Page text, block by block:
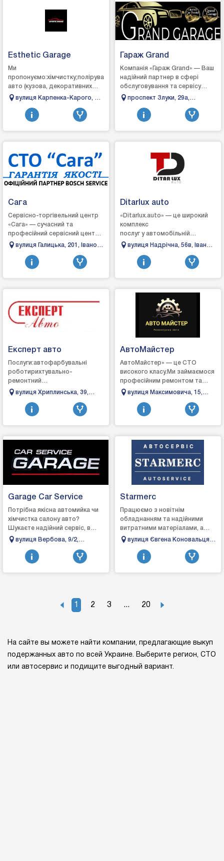
Esthetic Garage
Ми
пропонуємо:хімчистку;полірування
авто (кузова, декоративних
елементів салону);детейлінг
двигуна;детейлінг очистку
салону;захист...
вулиця Карпенка-Карого, 3,
Луцьк, Волинська область
Гараж Grand
Компанія «Гараж Grand» — Ваш
надійний партнер в сфері
обслуговування та сервісу
автомобілів!Наші фахівці
поліруванн...
проспект Злуки, 29а,
Тернопіль, Тернопільська
область
Сага
Сервісно-торгівельний центр
«Сага» — сучасний та
професійний сервісний центр,
де знають, вміють і можуть
усунути р...
вулиця Галицька, 201, Івано-
Франківськ, Івано-
Франківська область
Ditarlux auto
«Ditarlux.auto» — це широкий
комплекс
послуг у автомобільній
сфері.Ми пропонуємо якісні
продаж, обслуговування та ...
вулиця Надрічна, 56в, Івано-
Франківськ, Івано-
Франківська область
Експерт авто
Послуги:автофарбувальні
роботирихтувально-
ремонтний
цехавтоэлектрикремонт
автомобіляавтомийказамовлення
автозапчастин
вулиця Хриплинська, 39,
Івано-Франківськ, Івано-
Франківська область
АвтоМайстер
АвтоМайстер» — це СТО
високого класу.Ми займаємося
професійним ремонтом та
обслуговування автомобілів.
спеціалісти у свої...
вулиця Максимовича, 15,
Івано-Франківськ, Івано-
Франківська область
Garage Car Service
Потрібна якісна автомийка чи
хімчистка салону авто?
Шукаєте надійний сервіс, в
якому точно продіагностують
відремонтують? «Gara...
вулиця Вербова, 9/2,
Тисмениця, Івано-
Франківська область
Starmerc
Працюємо з новітнім
обладнанням та надійними
витратними матеріалами, а
також кращими запчастинами,
відмінного результату...
вулиця Євгена Коновальця,
148б, Івано-Франківськ,
Івано-Франківська область
1 2 3 ... 20
На сайте вы можете найти компании, предлагающие выкуп
подержанных авто по всей Украине. Выберите регион, СТО
или автосервис и подищите выгодный вариант.